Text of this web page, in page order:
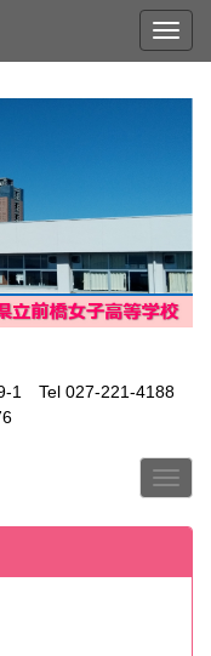
1 Tel 027-221-4188